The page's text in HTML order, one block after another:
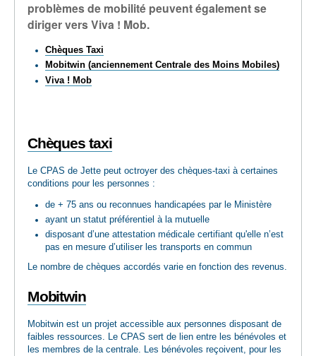
problèmes de mobilité peuvent également se
diriger vers Viva ! Mob.
Chèques Taxi
Mobitwin (anciennement Centrale des Moins Mobiles)
Viva ! Mob
Chèques taxi
Le CPAS de Jette peut octroyer des chèques-taxi à certaines
conditions pour les personnes :
de + 75 ans ou reconnues handicapées par le Ministère
ayant un statut préférentiel à la mutuelle
disposant d’une attestation médicale certifiant qu'elle n’est
pas en mesure d’utiliser les transports en commun
Le nombre de chèques accordés varie en fonction des revenus.
Mobitwin
Mobitwin est un projet accessible aux personnes disposant de
faibles ressources. Le CPAS sert de lien entre les bénévoles et
les membres de la centrale. Les bénévoles reçoivent, pour les